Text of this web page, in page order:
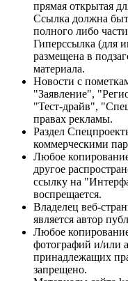
прямая открытая
Ссылка должна
полного либо
Гиперссылка (для
размещена в
материала.
Новости с
"Заявление",
"Тест-драйв",
правах рекламы.
Раздел
коммерческими
Любое
другое
ссылку на
воспрещается.
Владелец веб-
является автор
Любое
фотографий и/или
принадлежащих
запрещено.